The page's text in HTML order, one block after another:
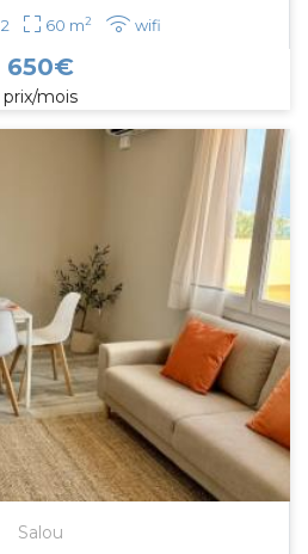
2 60 m2 wifi
650€
prix/mois
Salou